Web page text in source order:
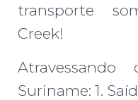
transporte
Creek!
Suriname: 1.